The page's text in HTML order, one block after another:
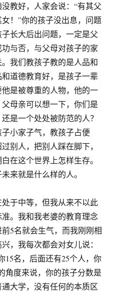
教好，人家会说：“有其父
！”你的孩子没出息，问题
长大后出问题，一定是父
与否，与父母对孩子的家
我们教孩子教的是人品和
道德教育好，是孩子一辈
是被尊重的人物，他的一
母亲可以想一下，你们是
是一个处处被防范的人？
小家子气，教孩子占便
别人，把别人踩在脚下，
在这个世界上怎样生存。
来就是什么样的人。
于中等，但我从来不以此
。我和我老婆的教育理念
5名就会生气，而我刚刚相
，我每次都会对女儿说：
15名，后面还有25个人，你
角度来说，你的孩子分数是
大学，没有任何的本质区